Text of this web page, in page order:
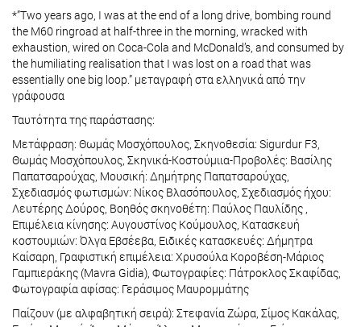
*”Two years ago, I was at the end of a long drive, bombing round
the M60 ringroad at half-three in the morning, wracked with
exhaustion, wired on Coca-Cola and McDonald’s, and consumed by
the humiliating realisation that I was lost on a road that was
essentially one big loop.” μεταγραφή στα ελληνικά από την
γράφουσα
Ταυτότητα της παράστασης:
Μετάφραση: Θωμάς Μοσχόπουλος, Σκηνοθεσία: Sigurdur F3,
Θωμάς Μοσχόπουλος, Σκηνικά-Κοστούμιια-Προβολές: Βασίλης
Παπατσαρούχας, Μουσική: Δημήτρης Παπατσαρούχας,
Σχεδιασμός φωτισμών: Νίκος Βλασόπουλος, Σχεδιασμός ήχου:
Λευτέρης Δούρος, Βοηθός σκηνοθέτη: Παύλος Παυλίδης ,
Επιμέλεια κίνησης: Αυγουστίνος Κούμουλος, Κατασκευή
κοστουμιών: Όλγα Εβσέεβα, Ειδικές κατασκευές: Δήμητρα
Καίσαρη, Γραφιστική επιμέλεια: Χρυσούλα Κοροβέση-Μάριος
Γαμπιεράκης (Mavra Gidia), Φωτογραφίες: Πάτροκλος Σκαφίδας,
Φωτογραφία αφίσας: Γεράσιμος Μαυρομμάτης
Παίζουν (με αλφαβητική σειρά): Στεφανία Ζώρα, Σίμος Κακάλας,